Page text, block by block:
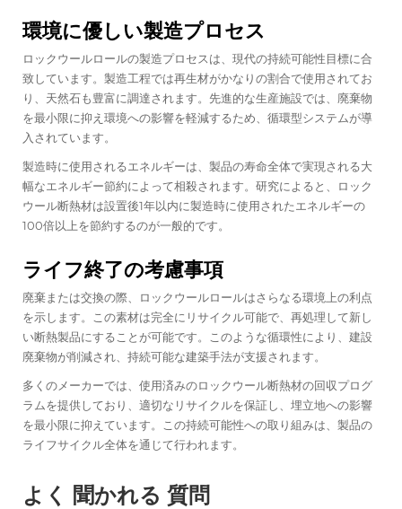
環境に優しい製造プロセス
ロックウールロールの製造プロセスは、現代の持続可能性目標に合
致しています。製造工程では再生材がかなりの割合で使用されてお
り、天然石も豊富に調達されます。先進的な生産施設では、廃棄物
を最小限に抑え環境への影響を軽減するため、循環型システムが導
入されています。
製造時に使用されるエネルギーは、製品の寿命全体で実現される大
幅なエネルギー節約によって相殺されます。研究によると、ロック
ウール断熱材は設置後1年以内に製造時に使用されたエネルギーの
100倍以上を節約するのが一般的です。
ライフ終了の考慮事項
廃棄または交換の際、ロックウールロールはさらなる環境上の利点
を示します。この素材は完全にリサイクル可能で、再処理して新し
い断熱製品にすることが可能です。このような循環性により、建設
廃棄物が削減され、持続可能な建築手法が支援されます。
多くのメーカーでは、使用済みのロックウール断熱材の回収プログ
ラムを提供しており、適切なリサイクルを保証し、埋立地への影響
を最小限に抑えています。この持続可能性への取り組みは、製品の
ライフサイクル全体を通じて行われます。
よく 聞かれる 質問